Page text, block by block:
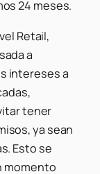
24 meses.
Retail,
a
intereses a
tener
ya sean
Esto se
momento